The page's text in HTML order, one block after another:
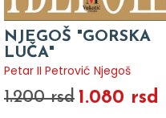
NJEGOŠ "GORSKA
LUČA"
Petar II Petrović Njegoš
1.200 rsd 1.080 rsd